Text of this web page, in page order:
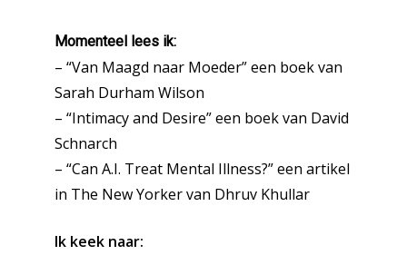
Momenteel lees ik:
– “Van Maagd naar Moeder” een boek van
Sarah Durham Wilson
– “Intimacy and Desire” een boek van David
Schnarch
– “Can A.I. Treat Mental Illness?” een artikel
in The New Yorker van Dhruv Khullar
Ik keek naar: